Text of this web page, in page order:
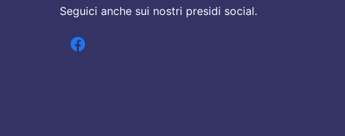
Seguici anche sui nostri presidi social.